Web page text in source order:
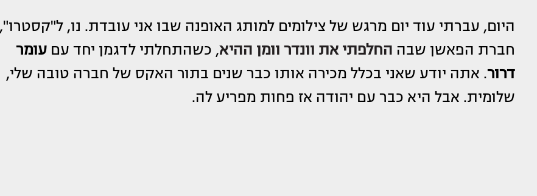
היום, עברתי עוד יום מרגש של צילומים למותג האופנה שבו אני עובדת. נו, ל"קסטרו",
חברת הפאשן שבה החלפתי את וונדר וומן ההיא, כשהתחלתי לדגמן יחד עםעומר
דרור. אתה יודע שאני בכלל מכירה אותו כבר שנים בתור האקס של חברה טובה שלי,
שלומית. אבל היא כבר עם יהודה אז פחות מפריע לה.